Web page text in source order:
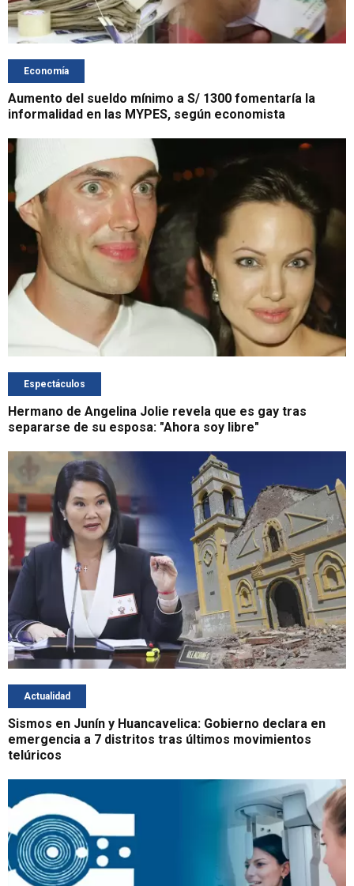
Economía
Aumento del sueldo mínimo a S/ 1300 fomentaría la
informalidad en las MYPES, según economista
Espectáculos
Hermano de Angelina Jolie revela que es gay tras
separarse de su esposa: "Ahora soy libre"
Actualidad
Sismos en Junín y Huancavelica: Gobierno declara en
emergencia a 7 distritos tras últimos movimientos
telúricos